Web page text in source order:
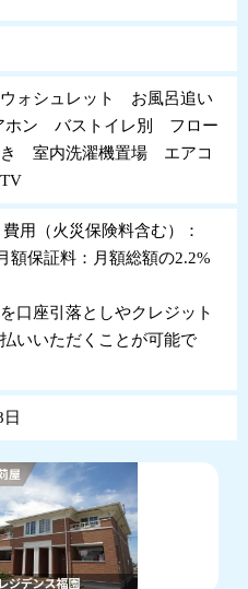
ォシュレット お風呂追い
ン バストイレ別 フロー
室内洗濯機置場 エアコ
TV
用（火災保険料含む）：
保証料：月額総額の2.2%
口座引落としやクレジット
いいただくことが可能で